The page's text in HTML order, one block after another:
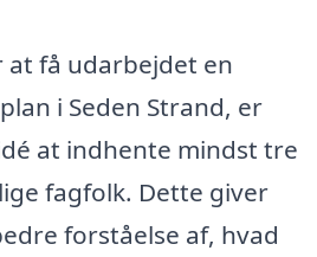
at få udarbejdet en
i Seden Strand, er
at indhente mindst tre
fagfolk. Dette giver
forståelse af, hvad